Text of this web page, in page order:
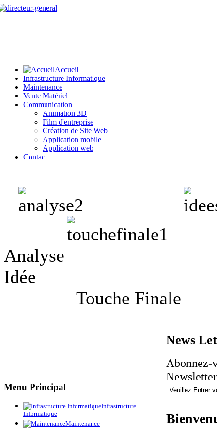
Accueil
Infrastructure Informatique
Maintenance
Vente Matériel
Communication
Animation 3D
Film d'entreprise
Création de Site Web
Application mobile
Application web
Contact
Idée
Touche
Menu Principal
Infrastructure
Informatique
Maintenance
News
Abonnez-